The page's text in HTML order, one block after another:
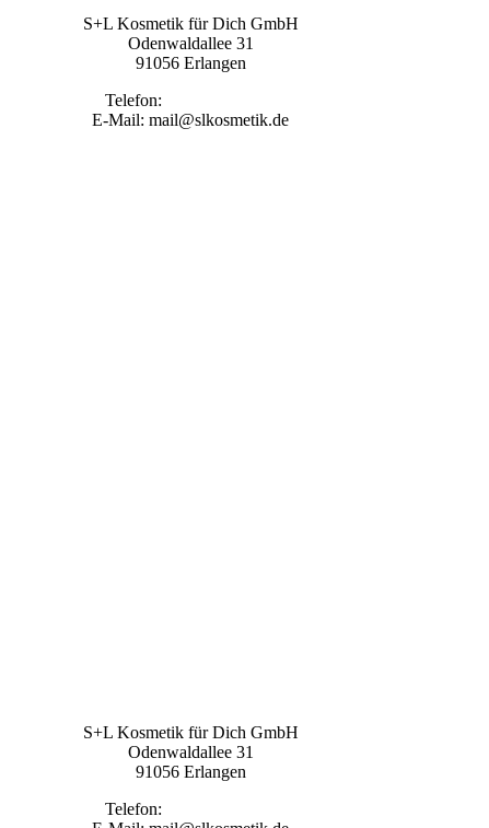
S+L Kosmetik für Dich GmbH
Odenwaldallee 31
91056 Erlangen
Telefon:
E-Mail: mail@slkosmetik.de
S+L Kosmetik für Dich GmbH
Odenwaldallee 31
91056 Erlangen
Telefon: